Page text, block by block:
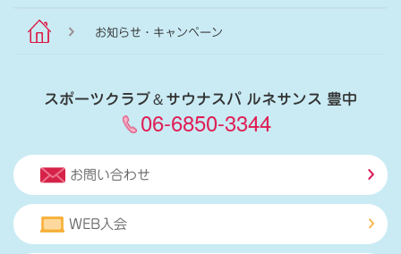
お知らせ・キャンペーン
スポーツクラブ＆サウナスパ ルネサンス 豊中
06-6850-3344
お問い合わせ
WEB入会